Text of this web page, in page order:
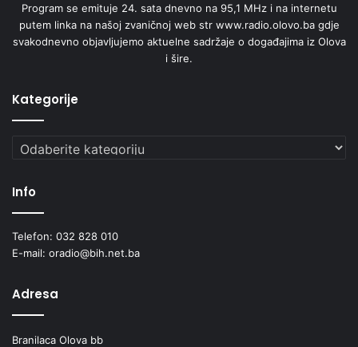
Program se emituje 24. sata dnevno na 95,1 MHz i na internetu
putem linka na našoj zvaničnoj web str www.radio.olovo.ba gdje
svakodnevno objavljujemo aktuelne sadržaje o događajima iz Olova
i šire.
Kategorije
Kategorije
Info
Telefon: 032 828 010
E-mail: oradio@bih.net.ba
Adresa
Branilaca Olova bb